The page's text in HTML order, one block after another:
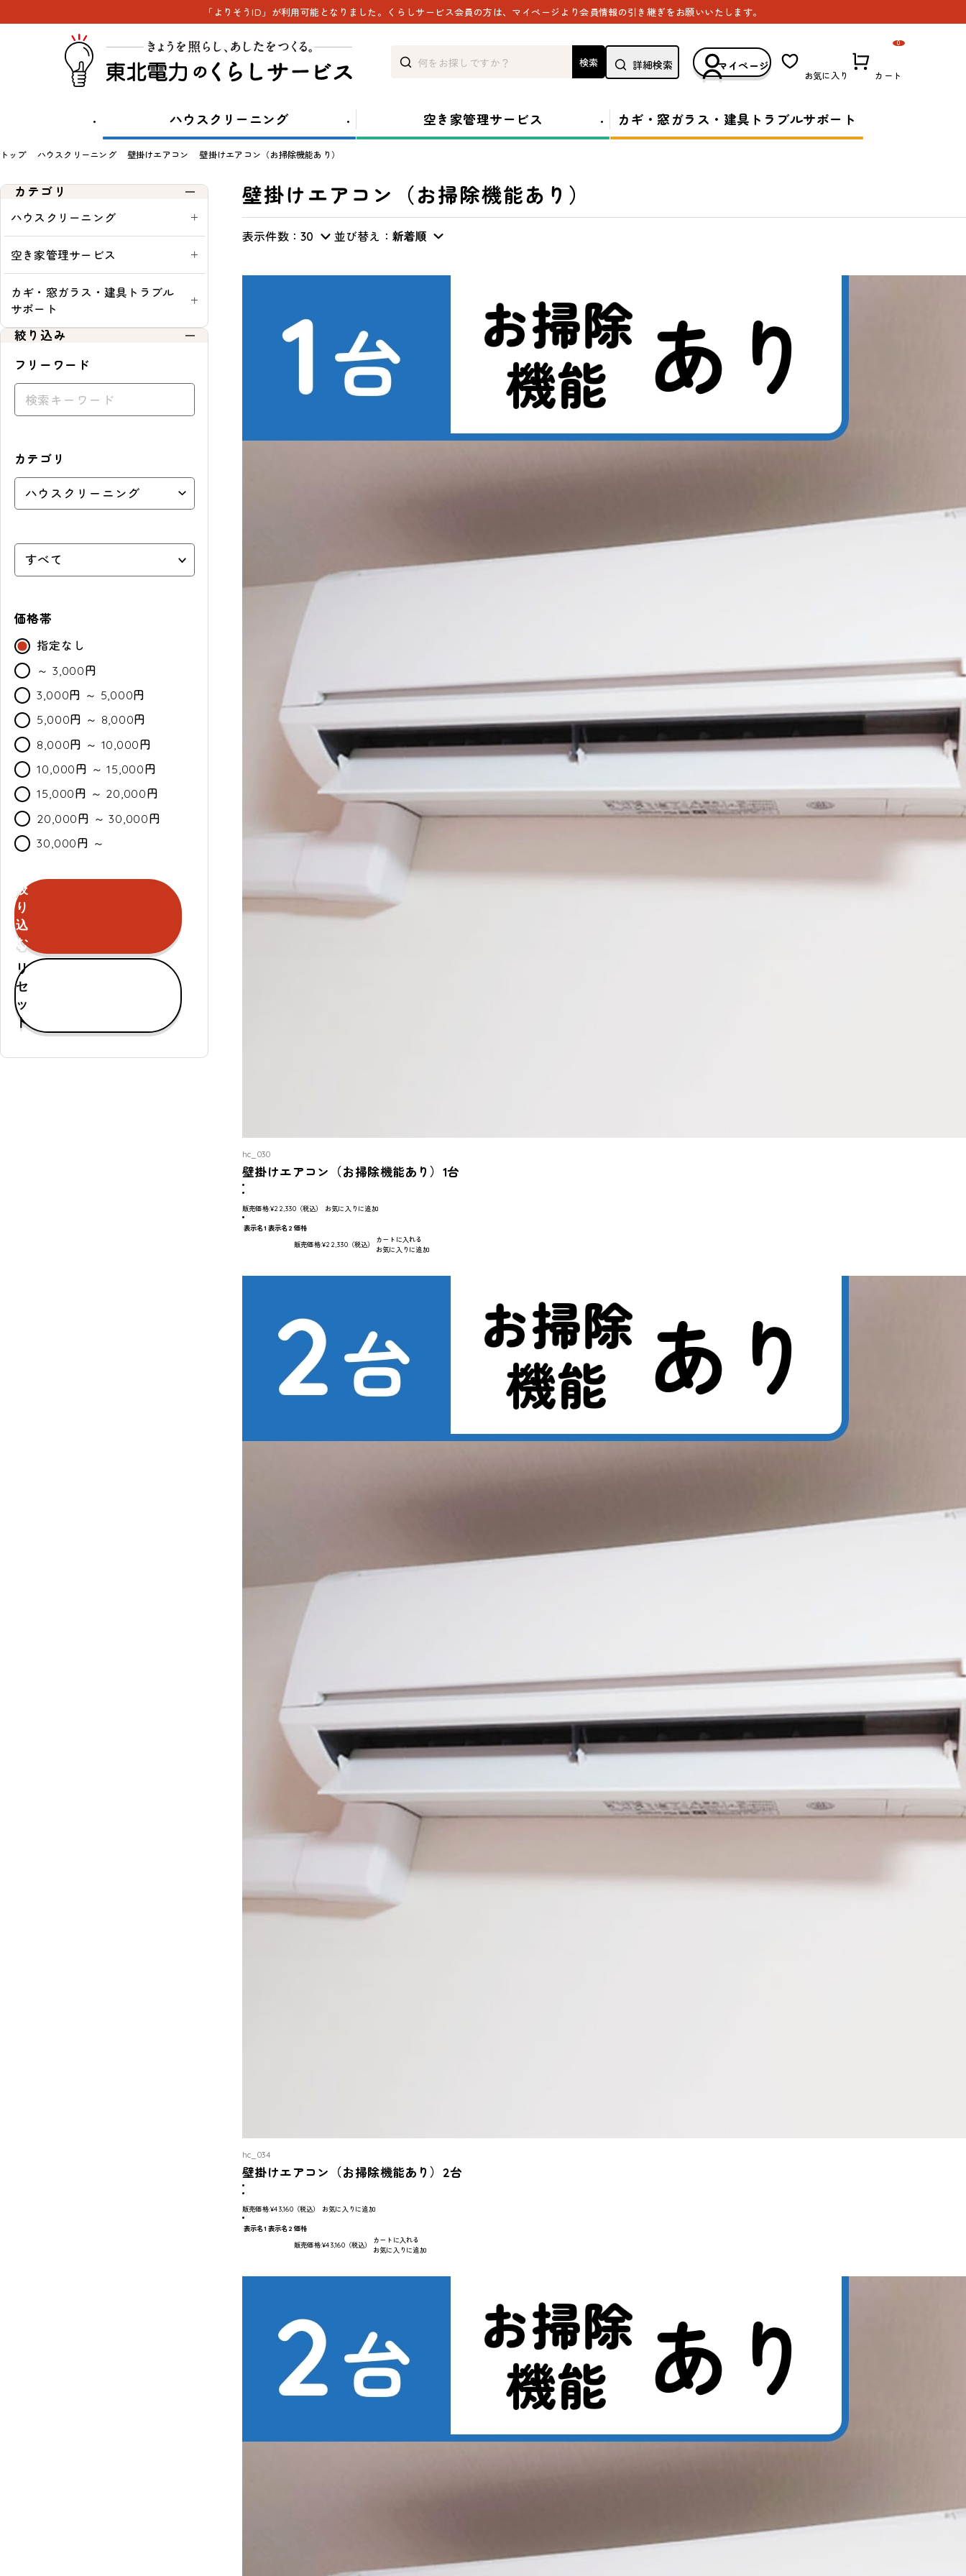
「よりそうID」が利用可能となりました。くらしサービス会員の方は、マイページより会員情報の引き継ぎをお願いいたします。
検索 詳細検索 マイページ
お気に入り カート
0
ハウスクリーニング 空き家管理サービス カギ・窓ガラス・建具トラブルサポート
トップ ハウスクリーニング 壁掛けエアコン 壁掛けエアコン（お掃除機能あり）
カテゴリ
ハウスクリーニング
空き家管理サービス
カギ・窓ガラス・建具トラブル
サポート
絞り込み
フリーワード
カテゴリ
価格帯
指定なし
～ 3,000円
3,000円 ～ 5,000円
5,000円 ～ 8,000円
8,000円 ～ 10,000円
10,000円 ～ 15,000円
15,000円 ～ 20,000円
20,000円 ～ 30,000円
30,000円 ～
カ
ラ
ー
通
常・
定
期
表
セ
ー
ル
セールのみ対象
絞
り
込
む
リ
セ
ッ
ト
壁掛けエアコン（お掃除機能あり）
表示件数：30 並び替え： 新着順
表一
通
す
hc_030
壁掛けエアコン（お掃除機能あり）1台
販売価格:¥22,330（税込） お気に入りに追加
表示名1 表示名2 価格
販売価格:¥22,330（税込）
カートに入れる
お気に入りに追加
hc_034
壁掛けエアコン（お掃除機能あり）2台
販売価格:¥43,160（税込） お気に入りに追加
表示名1 表示名2 価格
販売価格:¥43,160（税込）
カートに入れる
お気に入りに追加